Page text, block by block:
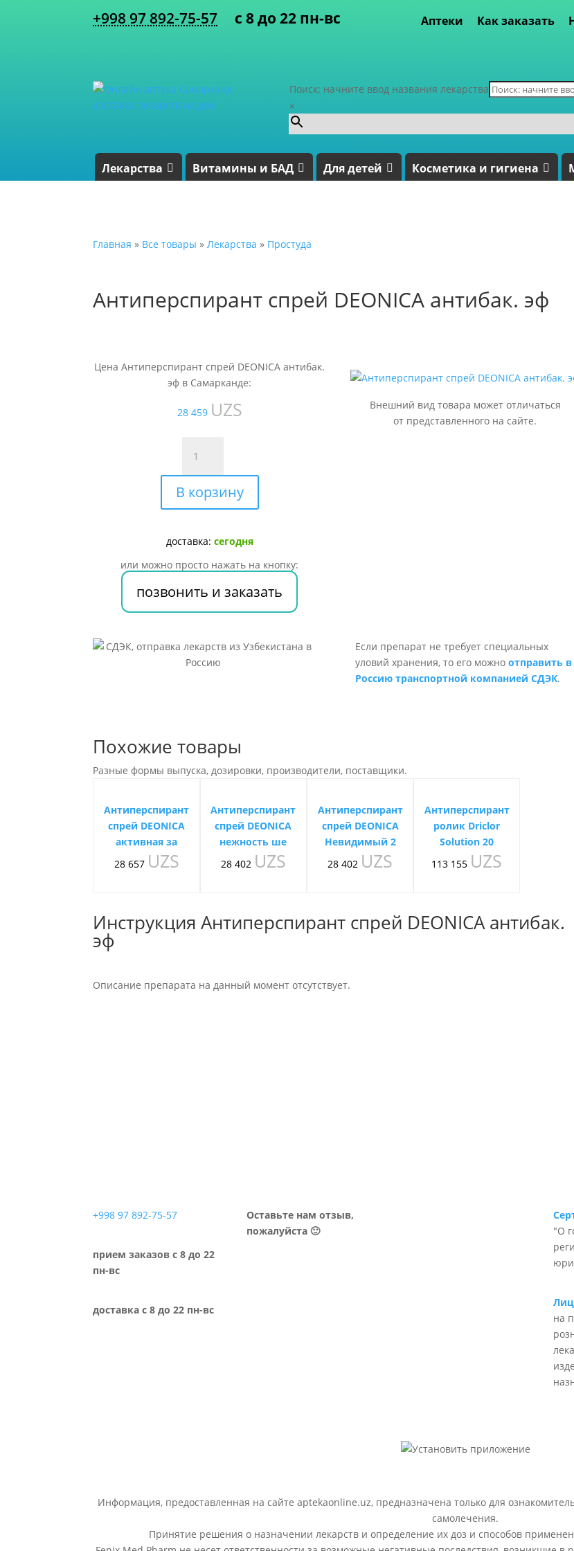
+998 97 892-75-57 с 8 до 22 пн-вс Аптеки Как заказать
Поиск: начните ввод названия лекарства
×
Лекарства Витамины и БАД Для детей Косметика и гигиена
Главная » Все товары » Лекарства » Простуда
Антиперспирант спрей DEONICA антибак. эф
Цена Антиперспирант спрей DEONICA антибак.
эф в Самарканде:
28 459 UZS
товара
Антиперспирант
спрей
DEONICA
эф
В корзину
доставка: сегодня
или можно просто нажать на кнопку:
позвонить и заказать
Внешний вид товара может отличаться
от представленного на сайте.
Если препарат не требует специальных
уловий хранения, то его можно отправить в
Россию транспортной компанией СДЭК.
Похожие товары
Разные формы выпуска, дозировки, производители, поставщики.
Антиперспирант
спрей DEONICA
активная за
28 657 UZS
Антиперспирант
спрей DEONICA
нежность ше
28 402 UZS
Антиперспирант
спрей DEONICA
Невидимый 2
28 402 UZS
Антиперспирант
ролик Driclor
Solution 20
113 155 UZS
Инструкция Антиперспирант спрей DEONICA антибак.
эф
Описание препарата на данный момент отсутствует.
+998 97 892-75-57
прием заказов с 8 до 22
пн-вс
доставка с 8 до 22 пн-вс
Оставьте нам отзыв,
пожалуйста 🙂
"О
на
Информация, предоставленная на сайте aptekaonline.uz, предназначена только для
самолечения.
Принятие решения о назначении лекарств и определение их доз и способов